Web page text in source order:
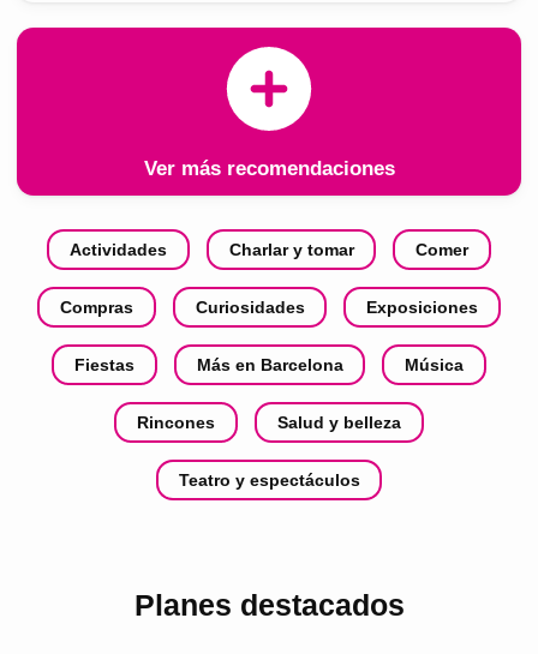
Ver más recomendaciones
Actividades Charlar y tomar Comer
Compras Curiosidades Exposiciones
Fiestas Más en Barcelona Música
Rincones Salud y belleza
Teatro y espectáculos
Planes destacados